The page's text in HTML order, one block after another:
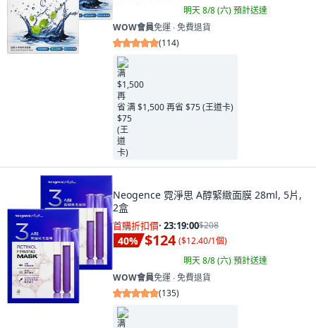
明天 8/8 (六)預計送達
WOW會員免運 ∙ 免費退貨
(114)
满 $1,500 再省 $75 (王道卡)
Neogence 霓淨思 A醇緊緻面膜 28ml, 5片,
2盒
首購折扣價· 23:18:58$208
40% $124 ($12.40/1個)
明天 8/8 (六)預計送達
WOW會員免運 ∙ 免費退貨
(135)